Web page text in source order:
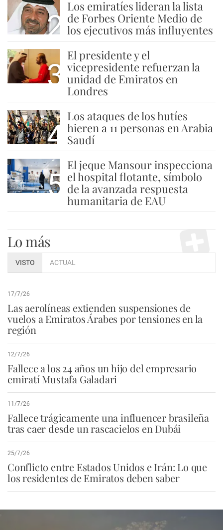
2
Los emiratíes lideran la lista
de Forbes Oriente Medio de
los ejecutivos más influyentes
3
El presidente y el
vicepresidente refuerzan la
unidad de Emiratos en
Londres
4
Los ataques de los hutíes
hieren a 11 personas en Arabia
Saudí
5
El jeque Mansour inspecciona
el hospital flotante, símbolo
de la avanzada respuesta
humanitaria de EAU
Lo más
VISTO ACTUAL
17/7/26
Las aerolíneas extienden suspensiones de
vuelos a Emiratos Árabes por tensiones en la
región
12/7/26
Fallece a los 24 años un hijo del empresario
emiratí Mustafa Galadari
11/7/26
Fallece trágicamente una influencer brasileña
tras caer desde un rascacielos en Dubái
25/7/26
Conflicto entre Estados Unidos e Irán: Lo que
los residentes de Emiratos deben saber